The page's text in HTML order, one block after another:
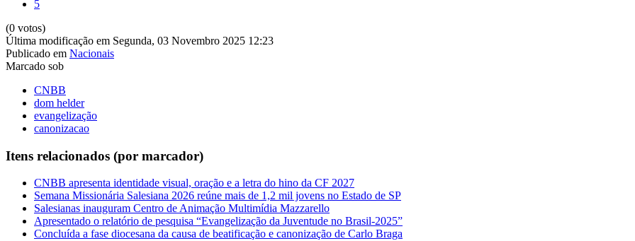
5
(0 votos)
Última modificação em Segunda, 03 Novembro 2025 12:23
Publicado em Nacionais
Marcado sob
CNBB
dom helder
evangelização
canonizacao
Itens relacionados (por marcador)
CNBB apresenta identidade visual, oração e a letra do hino da CF 2027
Semana Missionária Salesiana 2026 reúne mais de 1,2 mil jovens no Estado de SP
Salesianas inauguram Centro de Animação Multimídia Mazzarello
Apresentado o relatório de pesquisa “Evangelização da Juventude no Brasil-2025”
Concluída a fase diocesana da causa de beatificação e canonização de Carlo Braga